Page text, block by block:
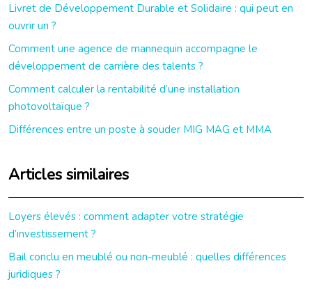
Livret de Développement Durable et Solidaire : qui peut en
ouvrir un ?
Comment une agence de mannequin accompagne le
développement de carrière des talents ?
Comment calculer la rentabilité d’une installation
photovoltaïque ?
Différences entre un poste à souder MIG MAG et MMA
Articles similaires
Loyers élevés : comment adapter votre stratégie
d’investissement ?
Bail conclu en meublé ou non-meublé : quelles différences
juridiques ?